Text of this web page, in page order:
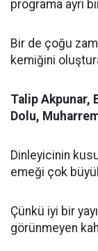
programa ayrı
Bir de çoğu
kemiğini
Talip Akpunar,
Dolu,
Dinleyicinin
emeği çok
Çünkü iyi bir
görünmeyen